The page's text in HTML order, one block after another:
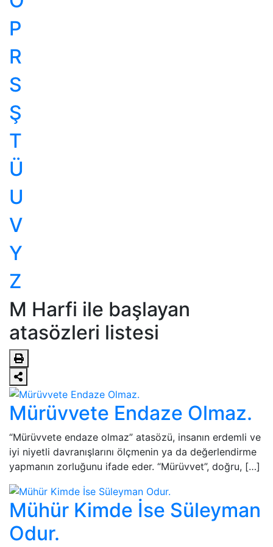
P
R
S
Ş
T
Ü
U
V
Y
Z
M Harfi ile başlayan
atasözleri listesi
Mürüvvete Endaze Olmaz.
“Mürüvvete endaze olmaz” atasözü, insanın erdemli ve
iyi niyetli davranışlarını ölçmenin ya da değerlendirme
yapmanın zorluğunu ifade eder. “Mürüvvet”, doğru, […]
Mühür Kimde İse Süleyman
Odur.